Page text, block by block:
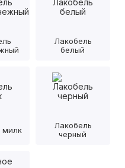
Лакобель
белый
милк
Лакобель
черный